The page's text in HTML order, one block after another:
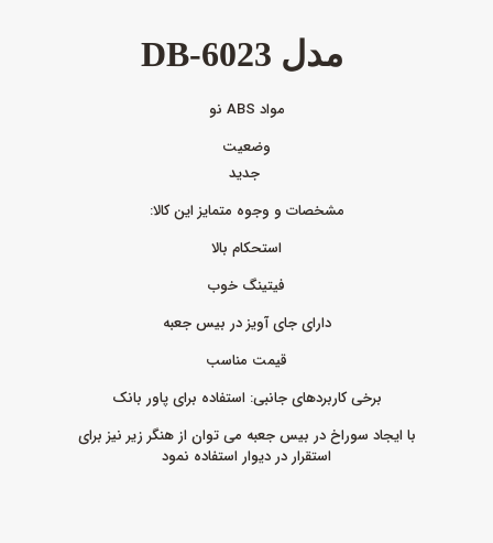
مدل DB-6023
مواد ABS نو
وضعیت
جدید
مشخصات و وجوه متمایز این کالا:
استحکام بالا
فیتینگ خوب
دارای جای آویز در بیس جعبه
قیمت مناسب
برخی کاربردهای جانبی: استفاده برای پاور بانک
با ایجاد سوراخ در بیس جعبه می توان از هنگر زیر نیز برای
استقرار در دیوار استفاده نمود